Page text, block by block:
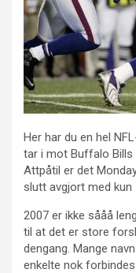
Her har du en hel
tar i mot Buffalo
Attpåtil er det
slutt avgjort med kun
2007 er ikke sååå
til at det er store
dengang. Mange
enkelte nok